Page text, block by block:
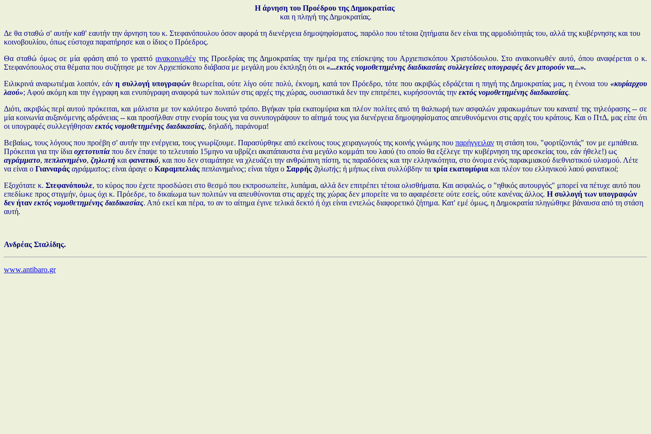
Η άρνηση του Προέδρου της Δημοκρατίας
και η πληγή της Δημοκρατίας.
Δε θα σταθώ σ' αυτήν καθ' εαυτήν την άρνηση του κ. Στεφανόπουλου όσον αφορά τη διενέργεια δημοψηφίσματος, παρόλο που τέτοια ζητήματα δεν είναι της αρμοδιότητάς του, αλλά της κυβέρνησης και του
κοινοβουλίου, όπως εύστοχα παρατήρησε και ο ίδιος ο Πρόεδρος.
Θα σταθώ όμως σε μία φράση από το γραπτό ανακοινωθέν της Προεδρίας της Δημοκρατίας την ημέρα της επίσκεψης του Αρχιεπισκόπου Χριστόδουλου. Στο ανακοινωθέν αυτό, όπου αναφέρεται ο κ.
Στεφανόπουλος στα θέματα που συζήτησε με τον Αρχιεπίσκοπο διάβασα με μεγάλη μου έκπληξη ότι οι «...εκτός νομοθετημένης διαδικασίας συλλεγείσες υπογραφές δεν μπορούν να...».
Ειλικρινά αναρωτιέμαι λοιπόν, εάν η συλλογή υπογραφώνθεωρείται, ούτε λίγο ούτε πολύ, έκνομη, κατά τον Πρόεδρο, τότε που ακριβώς εδράζεται η πηγή της Δημοκρατίας μας, η έννοια του«κυρίαρχου
λαού»; Αφού ακόμη και την έγγραφη και ενυπόγραφη αναφορά των πολιτών στις αρχές της χώρας, ουσιαστικά δεν την επιτρέπει, κυρήσσοντάς την εκτός νομοθετημένης διαδικασίας.
Διότι, ακριβώς περί αυτού πρόκειται, και μάλιστα με τον καλύτερο δυνατό τρόπο. Βγήκαν τρία εκατομύρια και πλέον πολίτες από τη θαλπωρή των ασφαλών χαρακωμάτων του καναπέ της τηλεόρασης -- σε
μία κοινωνία αυξανόμενης αδράνειας -- και προσήλθαν στην ενορία τους για να συνυπογράψουν το αίτημά τους για διενέργεια δημοψηφίσματος απευθυνόμενοι στις αρχές του κράτους. Και ο ΠτΔ, μας είπε ότι
οι υπογραφές συλλεγήθησαν εκτός νομοθετημένης διαδικασίας, δηλαδή, παράνομα!
Βεβαίως, τους λόγους που προέβη σ' αυτήν την ενέργεια, τους γνωρίζουμε. Παρασύρθηκε από εκείνους τους χειραγωγούς της κοινής γνώμης που παρήγγειλαν τη στάση του, "φορτίζοντάς" τον με εμπάθεια.
Πρόκειται για την ίδια οχετοτυπία που δεν έπαψε το τελευταίο 15μηνο να υβρίζει ακατάπαυστα ένα μεγάλο κομμάτι του λαού (το οποίο θα εξέλεγε την κυβέρνηση της αρεσκείας του, εάν ήθελε!) ως
αγράμματο, πεπλανημένο, ζηλωτή και φανατικό, και που δεν σταμάτησε να χλευάζει την ανθρώπινη πίστη, τις παραδόσεις και την ελληνικότητα, στο όνομα ενός παρακμιακού διεθνιστικού υλισμού. Λέτε
να είναι ο Γιανναράς αγράμματος; είναι άραγε ο Καραμπελιάς πεπλανημένος; είναι τάχα ο Σαρρής ζηλωτής; ή μήπως είναι συλλύβδην τα τρία εκατομύρια και πλέον του ελληνικού λαού φανατικοί;
Εξοχότατε κ. Στεφανόπουλε, το κύρος που έχετε προσδώσει στο θεσμό που εκπροσωπείτε, λυπάμαι, αλλά δεν επιτρέπει τέτοια ολισθήματα. Και ασφαλώς, ο "ηθικός αυτουργός" μπορεί να πέτυχε αυτό που
επεδίωκε προς στιγμήν, όμως όχι κ. Πρόεδρε, το δικαίωμα των πολιτών να απευθύνονται στις αρχές της χώρας δεν μπορείτε να το αφαιρέσετε ούτε εσείς, ούτε κανένας άλλος. Η συλλογή των υπογραφών
δεν ήταν εκτός νομοθετημένης διαδικασίας. Από εκεί και πέρα, το αν το αίτημα έγινε τελικά δεκτό ή όχι είναι εντελώς διαφορετικό ζήτημα. Κατ' εμέ όμως, η Δημοκρατία πληγώθηκε βάναυσα από τη στάση
αυτή.
Ανδρέας Σταλίδης.
www.antibaro.gr